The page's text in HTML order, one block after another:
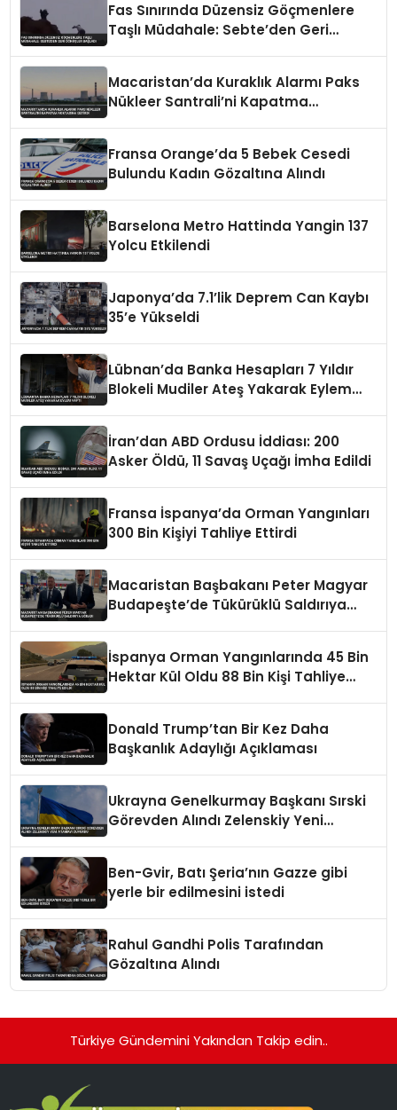
Fas Sınırında Düzensiz Göçmenlere
Taşlı Müdahale: Sebte’den Geri
Macaristan’da Kuraklık Alarmı Paks
Nükleer Santrali’ni Kapatma
Fransa Orange’da 5 Bebek Cesedi
Bulundu Kadın Gözaltına Alındı
Barselona Metro Hattinda Yangin 137
Yolcu Etkilendi
Japonya’da 7.1’lik Deprem Can Kaybı
35’e Yükseldi
Lübnan’da Banka Hesapları 7 Yıldır
Blokeli Mudiler Ateş Yakarak Eylem
İran’dan ABD Ordusu İddiası: 200
Asker Öldü, 11 Savaş Uçağı İmha Edildi
Fransa İspanya’da Orman Yangınları
300 Bin Kişiyi Tahliye Ettirdi
Macaristan Başbakanı Peter Magyar
Budapeşte’de Tükürüklü Saldırıya
İspanya Orman Yangınlarında 45 Bin
Hektar Kül Oldu 88 Bin Kişi Tahliye
Donald Trump’tan Bir Kez Daha
Başkanlık Adaylığı Açıklaması
Ukrayna Genelkurmay Başkanı Sırski
Görevden Alındı Zelenskiy Yeni
Ben-Gvir, Batı Şeria’nın Gazze gibi
yerle bir edilmesini istedi
Rahul Gandhi Polis Tarafından
Gözaltına Alındı
Türkiye Gündemini Yakından Takip edin..